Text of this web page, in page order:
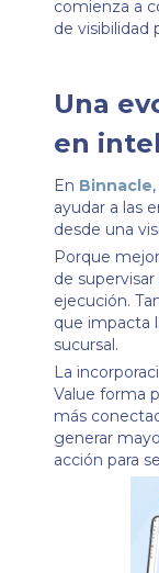
comienza a
de visibilidad
Una
en
En Binnacle
ayudar a las
desde una
Porque
de
ejecución.
que impacta
sucursal.
La
Value forma
más
generar
acción para